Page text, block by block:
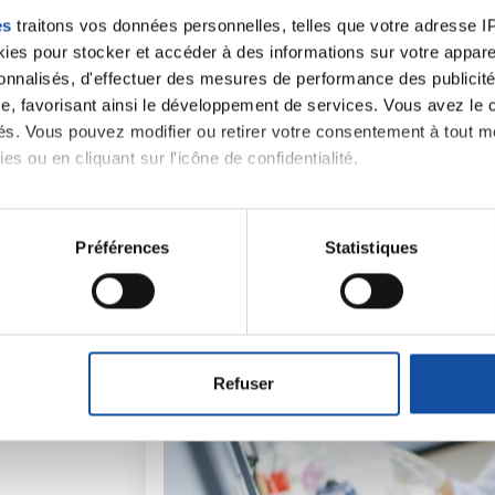
traitons vos données personnelles, telles que votre adresse
pour stocker et accéder à des informations sur votre
d'effectuer des mesures de performance des
favorisant ainsi le développement de services. Vous avez le
Vous pouvez modifier ou retirer votre consentement à tout
ou en cliquant sur l'icône de confidentialité.
également :
sur votre localisation géographique qui peuvent être
de vos données personnelles et définir vos
ou retirer votre consentement à tout moment à partir de la
de publicité et d'analyse, qui peuvent combiner celles-ci
ont collectées lors de votre utilisation de leurs services.
Préférences Statistiques
Refuser
La Ligue contre